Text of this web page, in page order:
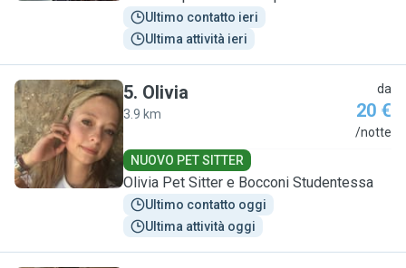
Ultimo contatto ieri
Ultima attività ieri
O
5. Olivia
3.9 km
da
20 €
/notte
NUOVO PET SITTER
Olivia Pet Sitter e Bocconi Studentessa
Ultimo contatto oggi
Ultima attività oggi